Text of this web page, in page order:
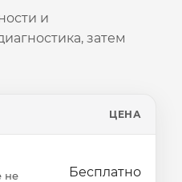
и
затем
ЦЕНА
не
Бесплатно